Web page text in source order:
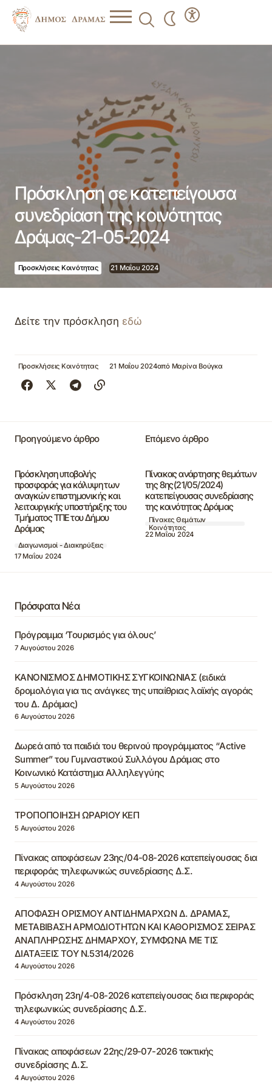
Πρόσκληση σε κατεπείγουσα
συνεδρίαση της κοινότητας
Δράμας-21-05-2024
Προσκλήσεις Κοινότητας 21 Μαΐου 2024
Δείτε την πρόσκληση εδώ
Προσκλήσεις Κοινότητας 21 Μαΐου 2024από Μαρίνα Βούγκα
Προηγούμενο άρθρο
Πρόσκληση υποβολής
προσφοράς για κάλυψη των
αναγκών επιστημονικής και
λειτουργικής υποστήριξης του
Τμήματος ΤΠΕ του Δήμου
Δράμας
Διαγωνισμοί - Διακηρύξεις
17 Μαΐου 2024
Επόμενο άρθρο
Πίνακας ανάρτησης θεμάτων
της 8ης(21/05/2024)
κατεπείγουσας συνεδρίασης
της κοινότητας Δράμας
Πίνακες Θεμάτων
Κοινότητας
22 Μαΐου 2024
Πρόσφατα Νέα
Πρόγραμμα ‘Τουρισμός για όλους’
7 Αυγούστου 2026
ΚΑΝΟΝΙΣΜΟΣ ΔΗΜΟΤΙΚΗΣ ΣΥΓΚΟΙΝΩΝΙΑΣ (ειδικά
δρομολόγια για τις ανάγκες της υπαίθριας λαϊκής αγοράς
του Δ. Δράμας)
6 Αυγούστου 2026
Δωρεά από τα παιδιά του θερινού προγράμματος “Active
Summer” του Γυμναστικού Συλλόγου Δράμας στο
Κοινωνικό Κατάστημα Αλληλεγγύης
5 Αυγούστου 2026
ΤΡΟΠΟΠΟΙΗΣΗ ΩΡΑΡΙΟΥ ΚΕΠ
5 Αυγούστου 2026
Πίνακας αποφάσεων 23ης/04-08-2026 κατεπείγουσας δια
περιφοράς τηλεφωνικώς συνεδρίασης Δ.Σ.
4 Αυγούστου 2026
ΑΠΟΦΑΣΗ ΟΡΙΣΜΟΥ ΑΝΤΙΔΗΜΑΡΧΩΝ Δ. ΔΡΑΜΑΣ,
ΜΕΤΑΒΙΒΑΣΗ ΑΡΜΟΔΙΟΤΗΤΩΝ ΚΑΙ ΚΑΘΟΡΙΣΜΟΣ ΣΕΙΡΑΣ
ΑΝΑΠΛΗΡΩΣΗΣ ΔΗΜΑΡΧΟΥ, ΣΥΜΦΩΝΑ ΜΕ ΤΙΣ
ΔΙΑΤΑΞΕΙΣ ΤΟΥ Ν.5314/2026
4 Αυγούστου 2026
Πρόσκληση 23η/4-08-2026 κατεπείγουσας δια περιφοράς
τηλεφωνικώς συνεδρίασης Δ.Σ.
4 Αυγούστου 2026
Πίνακας αποφάσεων 22ης/29-07-2026 τακτικής
συνεδρίασης Δ.Σ.
4 Αυγούστου 2026